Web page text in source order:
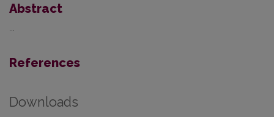
Abstract
References
Downloads